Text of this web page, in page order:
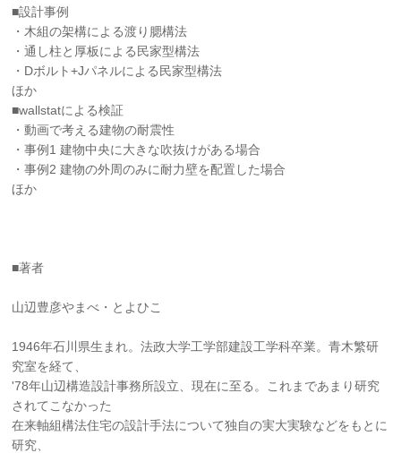
■設計事例
・木組の架構による渡り腮構法
・通し柱と厚板による民家型構法
・Dボルト+Jパネルによる民家型構法
ほか
■wallstatによる検証
・動画で考える建物の耐震性
・事例1 建物中央に大きな吹抜けがある場合
・事例2 建物の外周のみに耐力壁を配置した場合
ほか
■著者
山辺豊彦やまべ・とよひこ
1946年石川県生まれ。法政大学工学部建設工学科卒業。青木繁研
究室を経て、
'78年山辺構造設計事務所設立、現在に至る。これまであまり研究
されてこなかった
在来軸組構法住宅の設計手法について独自の実大実験などをもとに
研究、